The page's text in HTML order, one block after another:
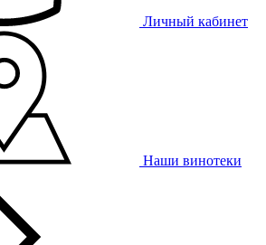
Личный кабинет
Наши винотеки